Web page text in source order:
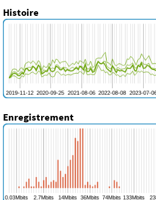
Histoire
Enregistrement